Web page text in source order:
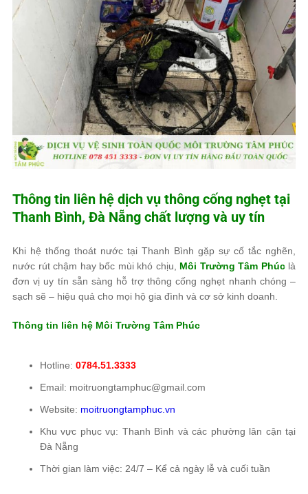
Thông tin liên hệ dịch vụ thông cống nghẹt tại
Thanh Bình, Đà Nẵng chất lượng và uy tín
Khi hệ thống thoát nước tại Thanh Bình gặp sự cố tắc nghẽn,
nước rút chậm hay bốc mùi khó chịu, Môi Trường Tâm Phúclà
đơn vị uy tín sẵn sàng hỗ trợ thông cống nghẹt nhanh chóng –
sạch sẽ – hiệu quả cho mọi hộ gia đình và cơ sở kinh doanh.
Thông tin liên hệ Môi Trường Tâm Phúc
Hotline: 0784.51.3333
Email: moitruongtamphuc@gmail.com
Website: moitruongtamphuc.vn
Khu vực phục vụ: Thanh Bình và các phường lân cận tại
Đà Nẵng
Thời gian làm việc: 24/7 – Kể cả ngày lễ và cuối tuần